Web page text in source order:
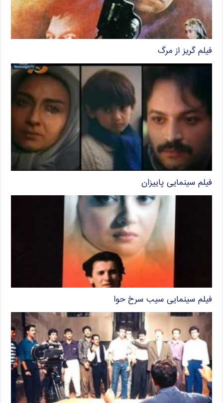
فیلم گریز از مرگ
فیلم سینمایی پاییزان
فیلم سینمایی سیب سرخ حوا